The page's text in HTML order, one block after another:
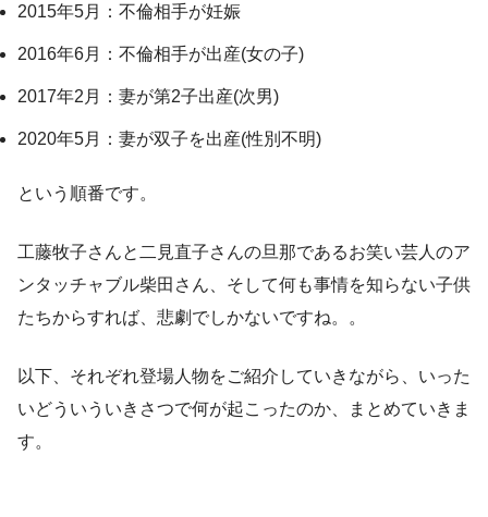
2015年5月：不倫相手が妊娠
2016年6月：不倫相手が出産(女の子)
2017年2月：妻が第2子出産(次男)
2020年5月：妻が双子を出産(性別不明)
という順番です。
工藤牧子さんと二見直子さんの旦那であるお笑い芸人のア
ンタッチャブル柴田さん、そして何も事情を知らない子供
たちからすれば、悲劇でしかないですね。。
以下、それぞれ登場人物をご紹介していきながら、いった
いどういういきさつで何が起こったのか、まとめていきま
す。